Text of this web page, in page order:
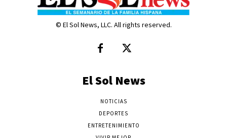
© El Sol News, LLC. All rights reserved.
El Sol News
NOTICIAS
DEPORTES
ENTRETENIMIENTO